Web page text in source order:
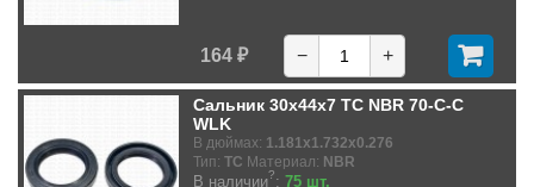
164 ₽ − +
Сальник 30x44x7 TC NBR 70-C-C
WLK
В дюймах: 1.181x1.732x0.276
Тип: TC Материал: NBR
В наличии?: 75 шт.